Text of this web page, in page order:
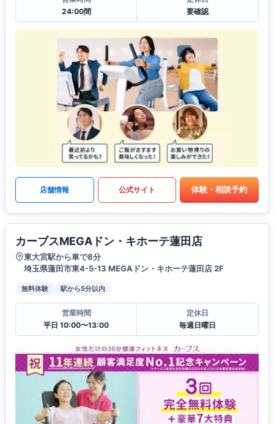
24:00間
要確認
店舗情報 公式サイト 体験・相談予約
カーブスMEGAドン・キホーテ蓮田店
東大宮駅から車で8分
埼玉県蓮田市東4-5-13 MEGAドン・キホーテ蓮田店 2F
無料体験 駅から5分以内
営業時間
平日 10:00〜13:00
定休日
毎週日曜日